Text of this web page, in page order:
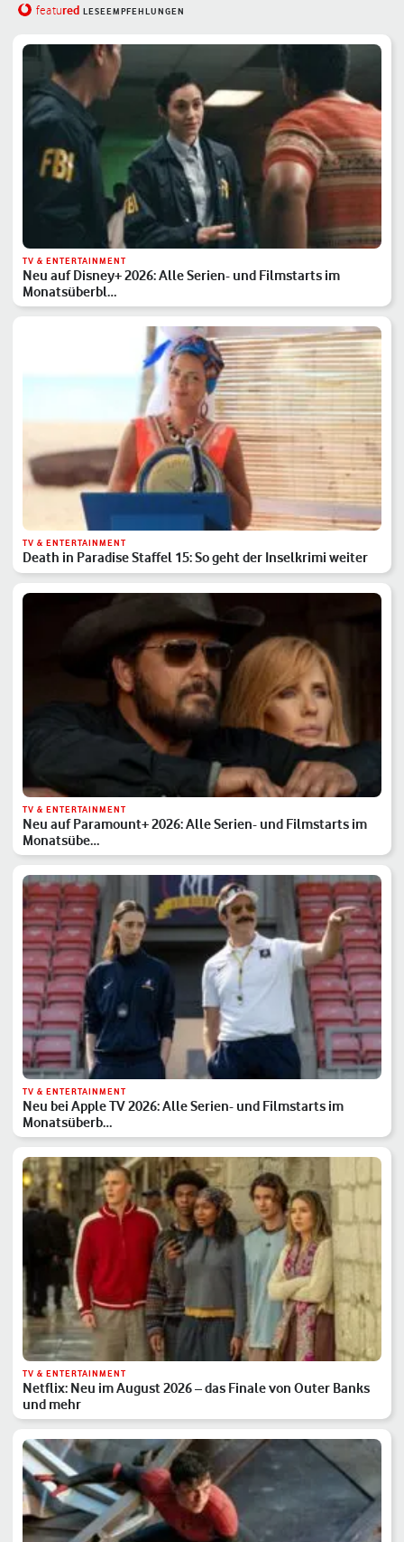
featured LESEEMPFEHLUNGEN
TV & ENTERTAINMENT
Neu auf Disney+ 2026: Alle Serien- und Filmstarts im
Monatsüberbl…
TV & ENTERTAINMENT
Death in Paradise Staffel 15: So geht der Inselkrimi weiter
TV & ENTERTAINMENT
Neu auf Paramount+ 2026: Alle Serien- und Filmstarts im
Monatsübe…
TV & ENTERTAINMENT
Neu bei Apple TV 2026: Alle Serien- und Filmstarts im
Monatsüberb…
TV & ENTERTAINMENT
Netflix: Neu im August 2026 – das Finale von Outer Banks
und mehr